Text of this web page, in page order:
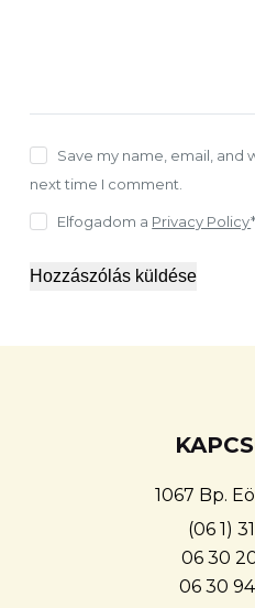
Save my name, email, and
next time I comment.
Elfogadom a Privacy Policy*
Hozzászólás küldése
1067 Bp.
(06 1)
06 30
06 30